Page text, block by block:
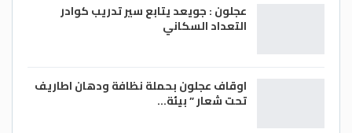
عجلون : جويعد يتابع سير تدريب كوادر
التعداد السكاني
اوقاف عجلون بحملة نظافة ودهان اطاريف
تحت شعار ” بيئة…